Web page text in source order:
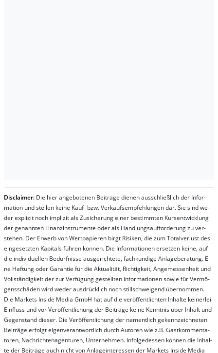
Dis­clai­mer: Die hier an­ge­bo­te­nen Bei­trä­ge die­nen aus­schließ­lich der In­for­
ma­t­ion und stel­len kei­ne Kauf- bzw. Ver­kaufs­em­pfeh­lung­en dar. Sie sind we­
der ex­pli­zit noch im­pli­zit als Zu­sich­er­ung ei­ner be­stim­mt­en Kurs­ent­wick­lung
der ge­nan­nt­en Fi­nanz­in­stru­men­te oder als Handl­ungs­auf­for­der­ung zu ver­
steh­en. Der Er­werb von Wert­pa­pier­en birgt Ri­si­ken, die zum To­tal­ver­lust des
ein­ge­setz­ten Ka­pi­tals füh­ren kön­nen. Die In­for­ma­tion­en er­setz­en kei­ne, auf
die in­di­vi­du­el­len Be­dür­fnis­se aus­ge­rich­te­te, fach­kun­di­ge An­la­ge­be­ra­tung. Ei­
ne Haf­tung oder Ga­ran­tie für die Ak­tu­ali­tät, Rich­tig­keit, An­ge­mes­sen­heit und
Vol­lständ­ig­keit der zur Ver­fü­gung ge­stel­lt­en In­for­ma­tion­en so­wie für Ver­mö­
gens­schä­den wird we­der aus­drück­lich noch stil­lschwei­gend über­nom­men.
Die Mar­kets In­side Me­dia GmbH hat auf die ver­öf­fent­lich­ten In­hal­te kei­ner­lei
Ein­fluss und vor Ver­öf­fent­lich­ung der Bei­trä­ge kei­ne Ken­nt­nis über In­halt und
Ge­gen­stand die­ser. Die Ver­öf­fent­lich­ung der na­ment­lich ge­kenn­zeich­net­en
Bei­trä­ge er­folgt ei­gen­ver­ant­wort­lich durch Au­tor­en wie z.B. Gast­kom­men­ta­
tor­en, Nach­richt­en­ag­en­tur­en, Un­ter­neh­men. In­fol­ge­des­sen kön­nen die In­hal­
te der Bei­trä­ge auch nicht von An­la­ge­in­te­res­sen der Mar­kets In­side Me­dia